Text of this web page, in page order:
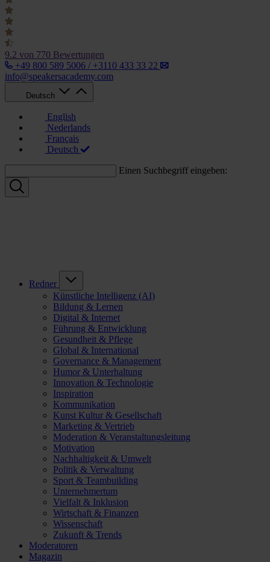
9.2 von 770 Bewertungen
+49 800 589 5006 / +3110 433 33 22
info@speakersacademy.com
Deutsch
English
Nederlands
Français
Deutsch
Einen Suchbegriff eingeben:
Redner
Künstliche Intelligenz (AI)
Bildung & Lernen
Digital & Internet
Führung & Entwicklung
Gesundheit & Pflege
Global & International
Governance & Management
Humor & Unterhaltung
Innovation & Technologie
Inspiration
Kommunikation
Kunst Kultur & Gesellschaft
Marketing & Vertrieb
Moderation & Veranstaltungsleitung
Motivation
Nachhaltigkeit & Umwelt
Politik & Verwaltung
Sport & Teambuilding
Unternehmertum
Vielfalt & Inklusion
Wirtschaft & Finanzen
Wissenschaft
Zukunft & Trends
Moderatoren
Magazin